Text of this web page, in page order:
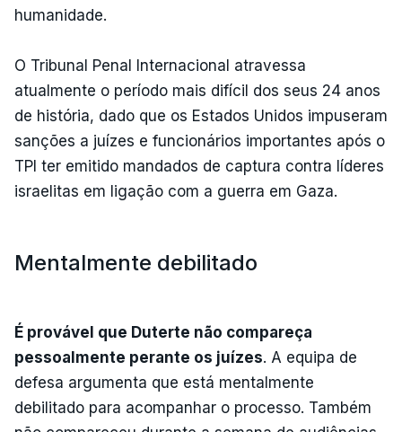
humanidade.
O Tribunal Penal Internacional atravessa
atualmente o período mais difícil dos seus 24 anos
de história, dado que os Estados Unidos impuseram
sanções a juízes e funcionários importantes após o
TPI ter emitido mandados de captura contra líderes
israelitas em ligação com a guerra em Gaza.
Mentalmente debilitado
É provável que Duterte não compareça
pessoalmente perante os juízes. A equipa de
defesa argumenta que está mentalmente
debilitado para acompanhar o processo. Também